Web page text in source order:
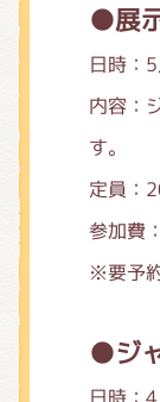
●展
日時：
内容：
す。
定員：
参加費
※要予
●ジ